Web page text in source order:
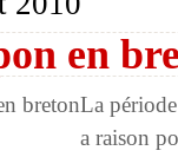
en
La
a raison